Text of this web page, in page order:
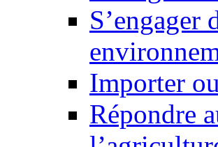
S’engager
Importer
Répondre